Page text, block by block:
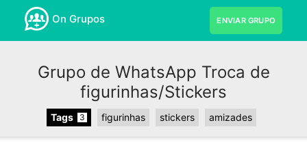
On Grupos ENVIAR GRUPO
Grupo de WhatsApp Troca de
figurinhas/Stickers
Tags 3 figurinhas stickers amizades